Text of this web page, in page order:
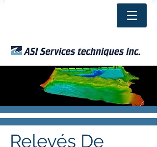
Relevés De